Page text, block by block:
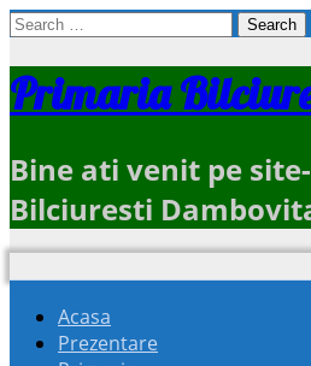
Search
Primaria
Bine ati venit pe
Bilciuresti
Acasa
Prezentare